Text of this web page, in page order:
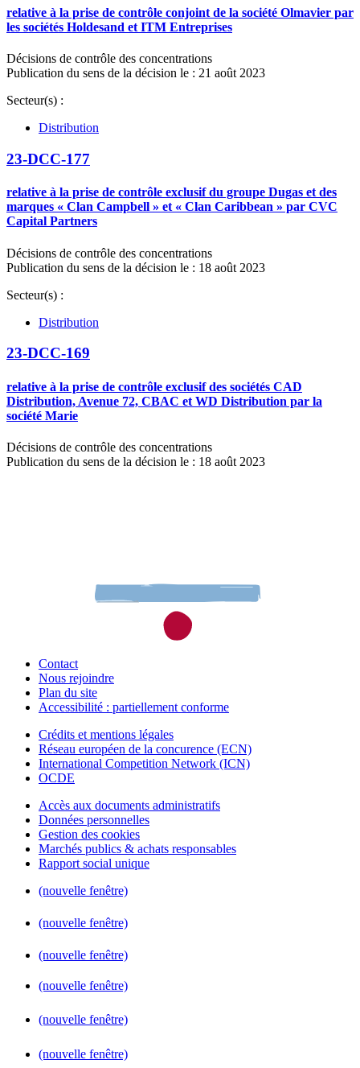
relative à la prise de contrôle conjoint de la société Olmavier par
les sociétés Holdesand et ITM Entreprises
Décisions de contrôle des concentrations
Publication du sens de la décision le : 21 août 2023
Secteur(s) :
Distribution
23-DCC-177
relative à la prise de contrôle exclusif du groupe Dugas et des
marques « Clan Campbell » et « Clan Caribbean » par CVC
Capital Partners
Décisions de contrôle des concentrations
Publication du sens de la décision le : 18 août 2023
Secteur(s) :
Distribution
23-DCC-169
relative à la prise de contrôle exclusif des sociétés CAD
Distribution, Avenue 72, CBAC et WD Distribution par la
société Marie
Décisions de contrôle des concentrations
Publication du sens de la décision le : 18 août 2023
Contact
Nous rejoindre
Plan du site
Accessibilité : partiellement conforme
Crédits et mentions légales
Réseau européen de la concurence (ECN)
International Competition Network (ICN)
OCDE
Accès aux documents administratifs
Données personnelles
Gestion des cookies
Marchés publics & achats responsables
Rapport social unique
(nouvelle fenêtre)
(nouvelle fenêtre)
(nouvelle fenêtre)
(nouvelle fenêtre)
(nouvelle fenêtre)
(nouvelle fenêtre)